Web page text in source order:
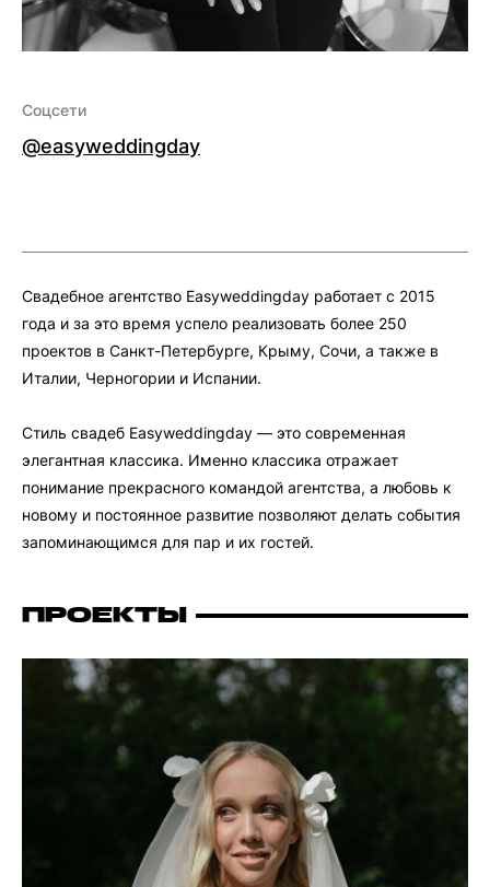
Соцсети
@easyweddingday
Свадебное агентство Easyweddingday работает с 2015
года и за это время успело реализовать более 250
проектов в Санкт-Петербурге, Крыму, Сочи, а также в
Италии, Черногории и Испании.
Стиль свадеб Easyweddingday — это современная
элегантная классика. Именно классика отражает
понимание прекрасного командой агентства, а любовь к
новому и постоянное развитие позволяют делать события
запоминающимся для пар и их гостей.
ПРОЕКТЫ